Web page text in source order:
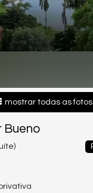
mostrar todas as fotos
Bueno